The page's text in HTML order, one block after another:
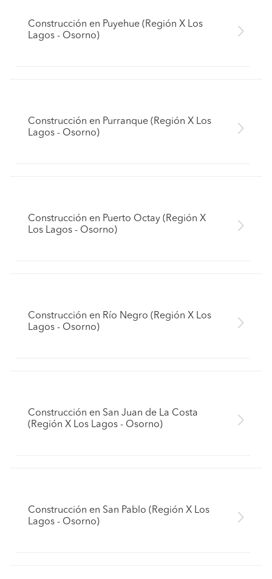
Construcción en Puyehue (Región X Los
Lagos - Osorno)
Construcción en Purranque (Región X Los
Lagos - Osorno)
Construcción en Puerto Octay (Región X
Los Lagos - Osorno)
Construcción en Río Negro (Región X Los
Lagos - Osorno)
Construcción en San Juan de La Costa
(Región X Los Lagos - Osorno)
Construcción en San Pablo (Región X Los
Lagos - Osorno)